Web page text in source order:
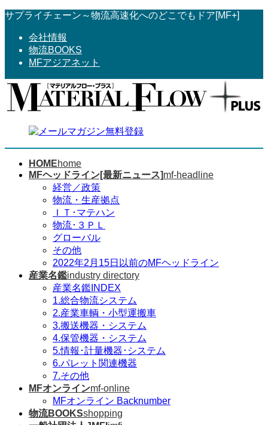
コ
へ
ス
ナ
ョ
ン
サプライチェーン～物流高速化へのどこでもドア[MF+]
会社情報
物流BOOKS
MFアジアネット
HOMEhome
MFヘッドライン[最新ニュース]mf-headline
経営／政策
物流・生産拠点
ＩＴ･マテハン
物流･３ＰＬ
グローバル
その他
2022年2月15日以前のMFヘッドライン
産業名鑑industry directory
産業名鑑INDEX
1.総合物流システム
2.産業車輌・小型運搬車
3.搬送機器・システム
4.保管機器・システム
5.情報･計量機器･システム
6.パレット関連機器
7.その他
MFオンラインmf-online
MFオンライン Backnumber
物流BOOKSshopping